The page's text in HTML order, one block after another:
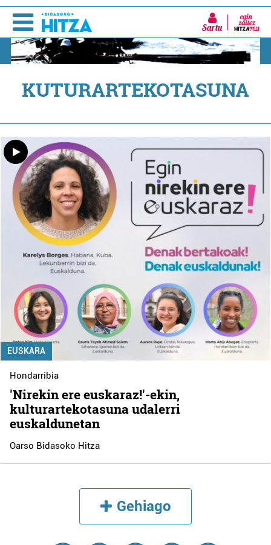
Sartu
KUTURARTEKOTASUNA
EUSKARA
Hondarribia
'Nirekin ere euskaraz!'-ekin,
kulturartekotasuna udalerri
euskaldunetan
Oarso Bidasoko Hitza
Gehiago